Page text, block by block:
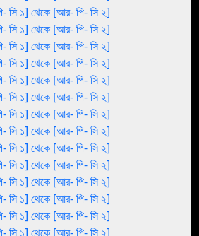
সি ১] থেকে [আর- পি- সি ২]
সি ১] থেকে [আর- পি- সি ২]
সি ১] থেকে [আর- পি- সি ২]
সি ১] থেকে [আর- পি- সি ২]
সি ১] থেকে [আর- পি- সি ২]
সি ১] থেকে [আর- পি- সি ২]
সি ১] থেকে [আর- পি- সি ২]
সি ১] থেকে [আর- পি- সি ২]
সি ১] থেকে [আর- পি- সি ২]
সি ১] থেকে [আর- পি- সি ২]
সি ১] থেকে [আর- পি- সি ২]
সি ১] থেকে [আর- পি- সি ২]
সি ১] থেকে [আর- পি- সি ২]
সি ১] থেকে [আর- পি- সি ২]